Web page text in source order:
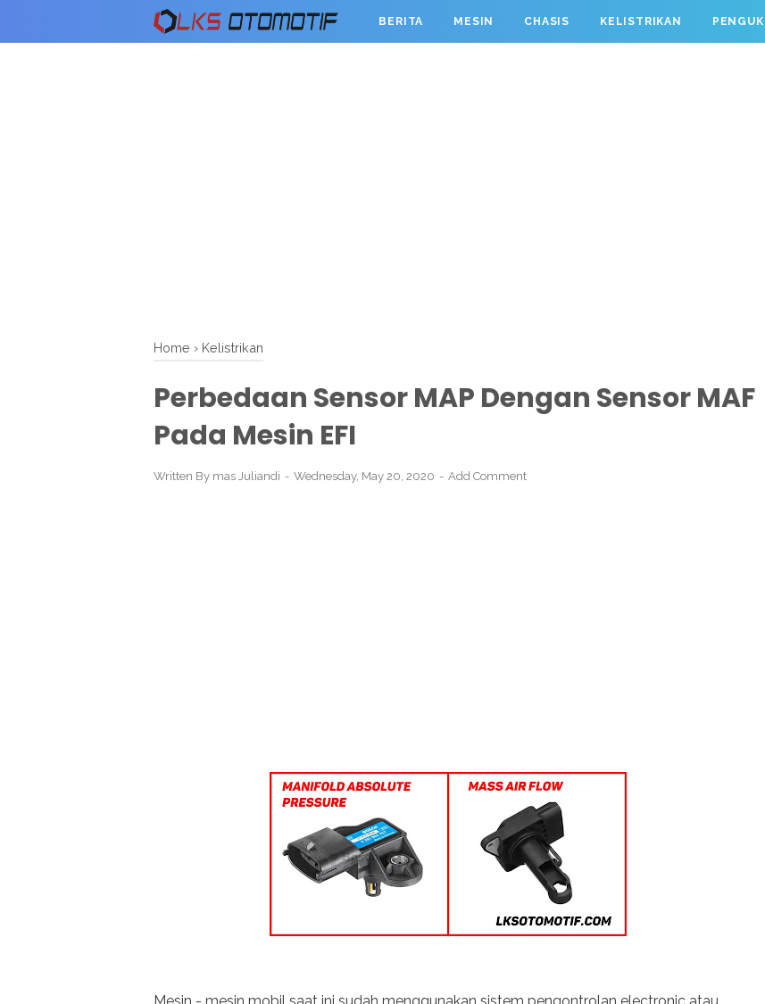
BERITA MESIN CHASIS KELISTRIKAN
Home › Kelistrikan
Perbedaan Sensor MAP Dengan Sensor MAF
Pada Mesin EFI
Written By mas Juliandi Wednesday, May 20, 2020 Add Comment